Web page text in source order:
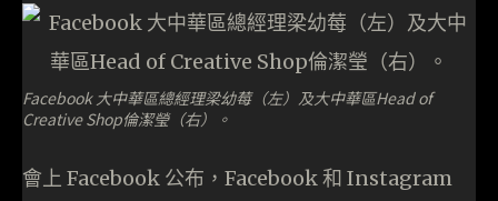
Facebook 大中華區總經理梁幼莓（左）及大中華區Head of
Creative Shop倫潔瑩（右）。
會上 Facebook 公布，Facebook 和 Instagram